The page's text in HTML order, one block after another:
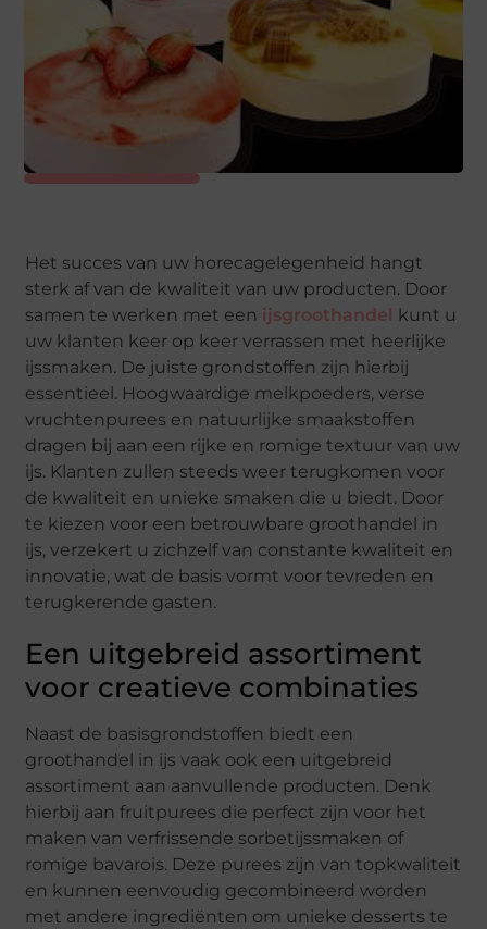
Het succes van uw horecagelegenheid hangt
sterk af van de kwaliteit van uw producten. Door
samen te werken met een ijsgroothandel
kunt u
uw klanten keer op keer verrassen met heerlijke
ijssmaken. De juiste grondstoffen zijn hierbij
essentieel. Hoogwaardige melkpoeders, verse
vruchtenpurees en natuurlijke smaakstoffen
dragen bij aan een rijke en romige textuur van uw
ijs. Klanten zullen steeds weer terugkomen voor
de kwaliteit en unieke smaken die u biedt. Door
te kiezen voor een betrouwbare groothandel in
ijs, verzekert u zichzelf van constante kwaliteit en
innovatie, wat de basis vormt voor tevreden en
terugkerende gasten.
Een uitgebreid assortiment
voor creatieve combinaties
Naast de basisgrondstoffen biedt een
groothandel in ijs vaak ook een uitgebreid
assortiment aan aanvullende producten. Denk
hierbij aan fruitpurees die perfect zijn voor het
maken van verfrissende sorbetijssmaken of
romige bavarois. Deze purees zijn van topkwaliteit
en kunnen eenvoudig gecombineerd worden
met andere ingrediënten om unieke desserts te